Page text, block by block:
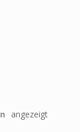
angezeigt